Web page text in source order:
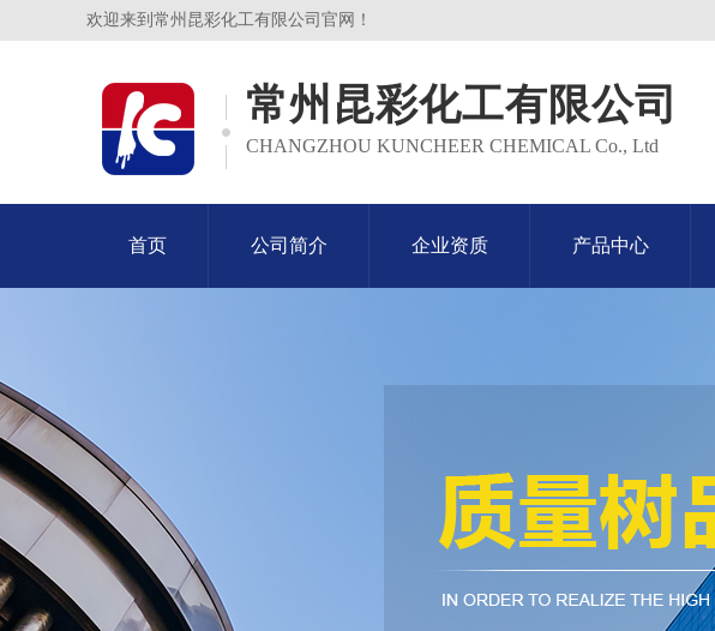
欢迎来到常州昆彩化工有限公司官网！
常州昆彩化工有限公司
CHANGZHOU KUNCHEER CHEMICAL Co., Ltd
首页 公司简介 企业资质 产品中心